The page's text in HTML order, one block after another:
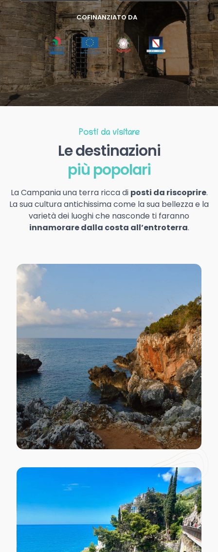
COFINANZIATO DA
Posti da visitare
Le destinazioni
più popolari
La Campania una terra ricca di posti da riscoprire.
La sua cultura antichissima come la sua bellezza e la
varietà dei luoghi che nasconde ti faranno
innamorare dalla costa all’entroterra.